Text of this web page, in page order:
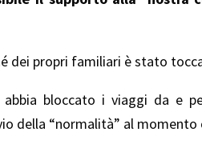
dei propri familiari è stato
bloccato i viaggi da e
della “normalità” al momento